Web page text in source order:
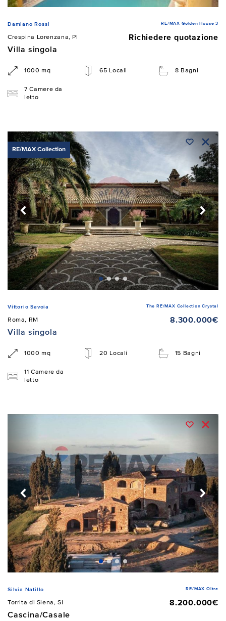
Damiano Rossi RE/MAX Golden House 3
Crespina Lorenzana, PI
Richiedere quotazione
Villa singola
1000 mq 65 Locali 8 Bagni
7 Camere da
letto
RE/MAX Collection
Vittorio Savoia The RE/MAX Collection Crystal
Roma, RM
8.300.000€
Villa singola
1000 mq 20 Locali 15 Bagni
11 Camere da
letto
Silvia Natillo RE/MAX Oltre
Torrita di Siena, SI
8.200.000€
Cascina/Casale